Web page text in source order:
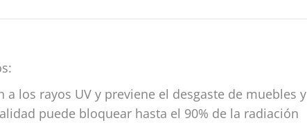
a los rayos UV y previene el desgaste de muebles y
puede bloquear hasta el 90% de la radiación